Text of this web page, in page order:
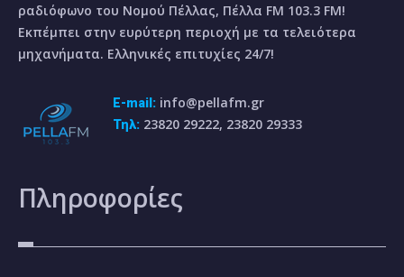
ραδιόφωνο του Νομού Πέλλας, Πέλλα FM 103.3 FM!
Εκπέμπει στην ευρύτερη περιοχή με τα τελειότερα
μηχανήματα. Ελληνικές επιτυχίες 24/7!
E-mail: info@pellafm.gr
Τηλ: 23820 29222, 23820 29333
Πληροφορίες